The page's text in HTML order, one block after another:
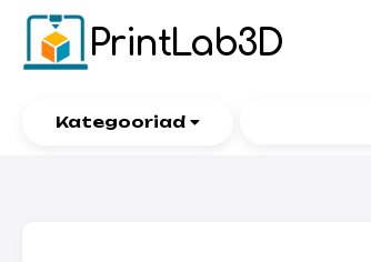
PrintLab3D
Kategooriad